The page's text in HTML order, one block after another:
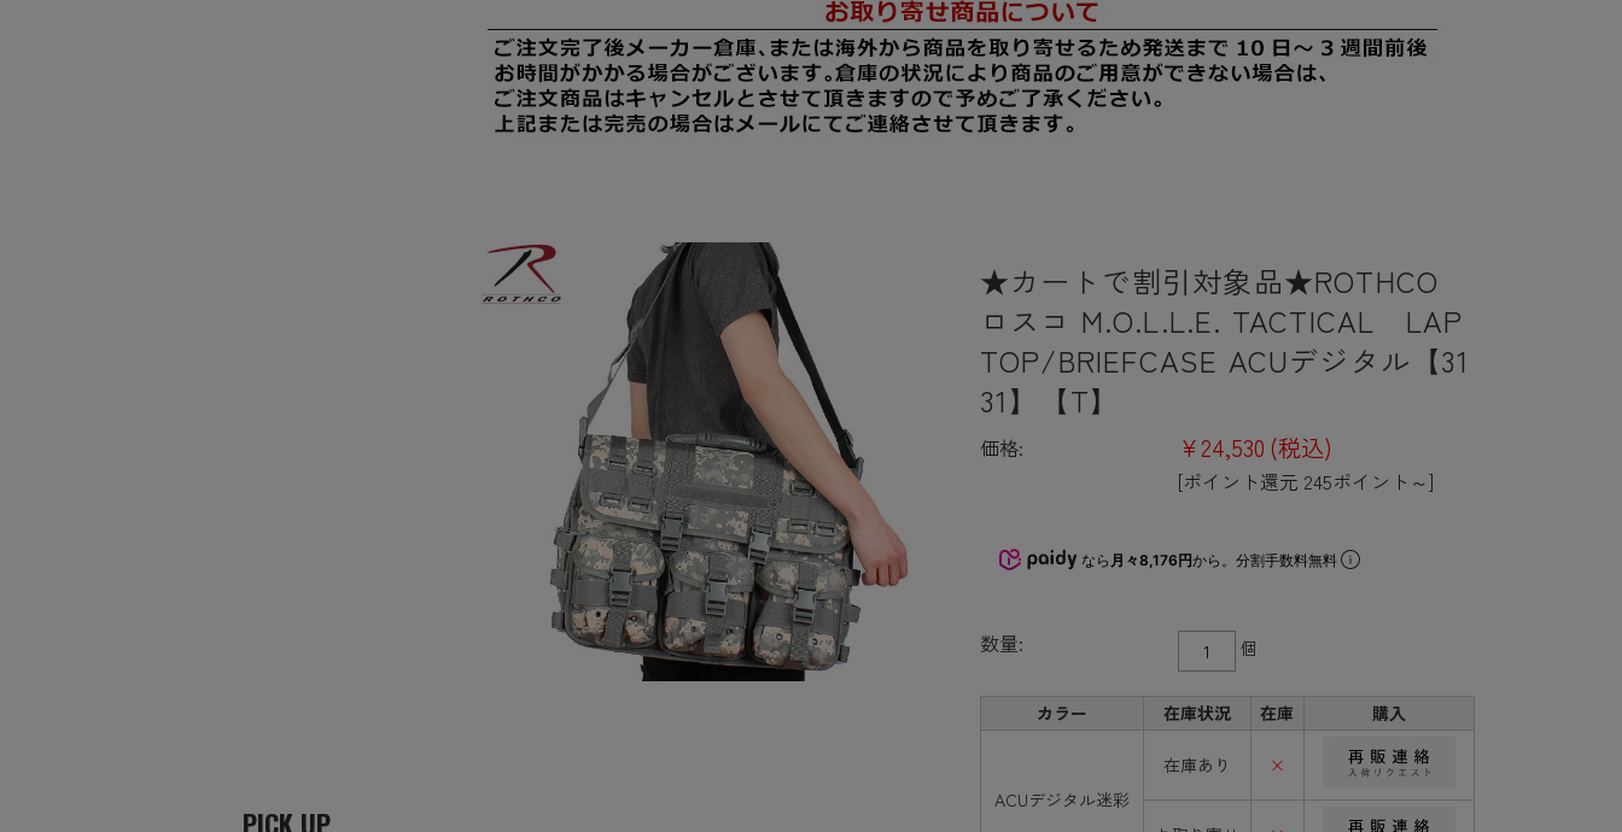
★カートで割引対象品★ROTHCO
ロスコ M.O.L.L.E. TACTICAL LAP
TOP/BRIEFCASE ACUデジタル【31
31】【T】
価格: ¥24,530 (税込)
[ポイント還元 245ポイント～]
なら 月々8,176円から。分割手数料無料
数量: 個
カラー 在庫状況 在庫 購入
ACUデジタル迷彩
在庫あり ×
PICK UP